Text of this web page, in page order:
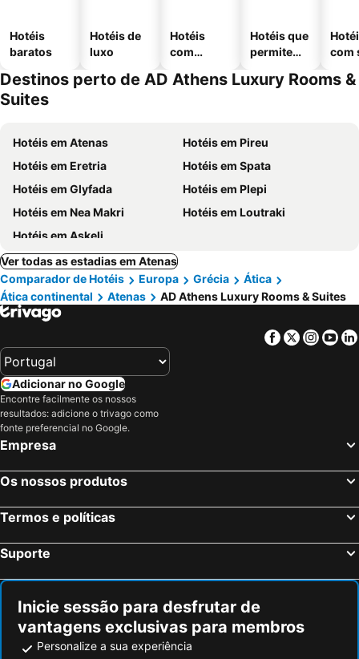
Hotéis
baratos
Hotéis de
luxo
Hotéis
com
Hotéis que
permitem
com
Destinos perto de AD Athens Luxury Rooms &
Suites
Hotéis em Atenas
Hotéis em Pireu
Hotéis em Eretria
Hotéis em Spata
Hotéis em Glyfada
Hotéis em Plepi
Hotéis em Nea Makri
Hotéis em Loutraki
Hotéis em Askeli
Ver todas as estadias em Atenas
Comparador de Hotéis
Europa Grécia
Ática
Ática continental
Atenas AD Athens Luxury Rooms & Suites
Facebook
Twitter
Adicionar no Google
Encontre facilmente os nossos
resultados: adicione o trivago como
fonte preferencial no Google.
Empresa
Os nossos produtos
Termos e políticas
Suporte
Inicie sessão para desfrutar de
vantagens exclusivas para membros
Personalize a sua experiência